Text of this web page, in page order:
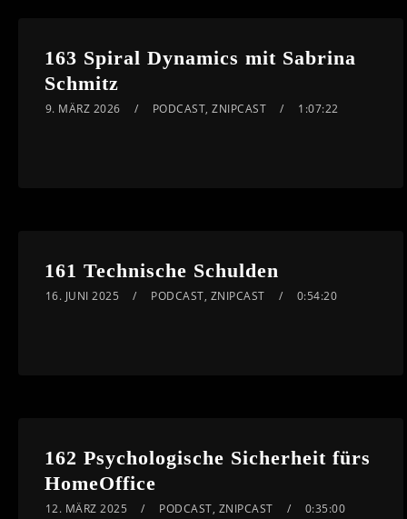
163 Spiral Dynamics mit Sabrina
Schmitz
9. MÄRZ 2026 PODCAST,ZNIPCAST 1:07:22
161 Technische Schulden
16. JUNI 2025 PODCAST, ZNIPCAST 0:54:20
162 Psychologische Sicherheit fürs
HomeOffice
12. MÄRZ 2025 PODCAST, ZNIPCAST 0:35:00